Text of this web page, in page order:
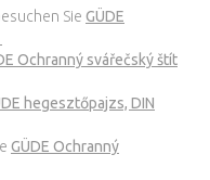
Sie GÜDE
Ochranný svářečský štít
hegesztőpajzs, DIN
GÜDE Ochranný